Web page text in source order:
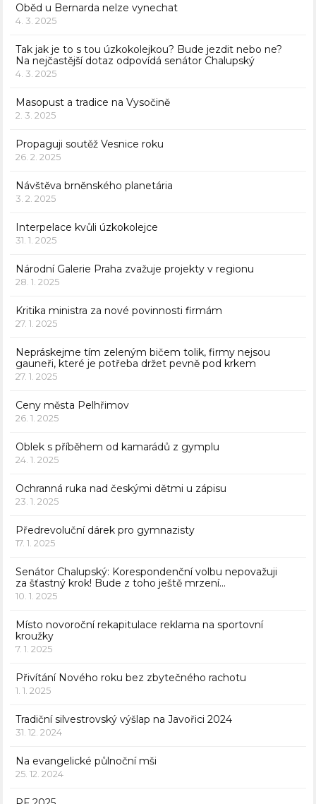
Oběd u Bernarda nelze vynechat
4. 3. 2025
Tak jak je to s tou úzkokolejkou? Bude jezdit nebo ne?
Na nejčastější dotaz odpovídá senátor Chalupský
4. 3. 2025
Masopust a tradice na Vysočině
2. 3. 2025
Propaguji soutěž Vesnice roku
26. 2. 2025
Návštěva brněnského planetária
3. 2. 2025
Interpelace kvůli úzkokolejce
31. 1. 2025
Národní Galerie Praha zvažuje projekty v regionu
28. 1. 2025
Kritika ministra za nové povinnosti firmám
27. 1. 2025
Nepráskejme tím zeleným bičem tolik, firmy nejsou
gauneři, které je potřeba držet pevně pod krkem
27. 1. 2025
Ceny města Pelhřimov
26. 1. 2025
Oblek s příběhem od kamarádů z gymplu
24. 1. 2025
Ochranná ruka nad českými dětmi u zápisu
23. 1. 2025
Předrevoluční dárek pro gymnazisty
17. 1. 2025
Senátor Chalupský: Korespondenční volbu nepovažuji
za šťastný krok! Bude z toho ještě mrzení…
10. 1. 2025
Místo novoroční rekapitulace reklama na sportovní
kroužky
7. 1. 2025
Přivítání Nového roku bez zbytečného rachotu
1. 1. 2025
Tradiční silvestrovský výšlap na Javořici 2024
31. 12. 2024
Na evangelické půlnoční mši
25. 12. 2024